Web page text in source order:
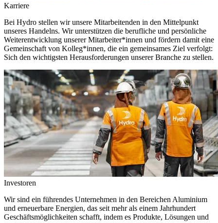
Karriere
Bei Hydro stellen wir unsere Mitarbeitenden in den Mittelpunkt
unseres Handelns. Wir unterstützen die berufliche und persönliche
Weiterentwicklung unserer Mitarbeiter*innen und fördern damit eine
Gemeinschaft von Kolleg*innen, die ein gemeinsames Ziel verfolgt:
Sich den wichtigsten Herausforderungen unserer Branche zu stellen.
Investoren
Wir sind ein führendes Unternehmen in den Bereichen Aluminium
und erneuerbare Energien, das seit mehr als einem Jahrhundert
Geschäftsmöglichkeiten schafft, indem es Produkte, Lösungen und